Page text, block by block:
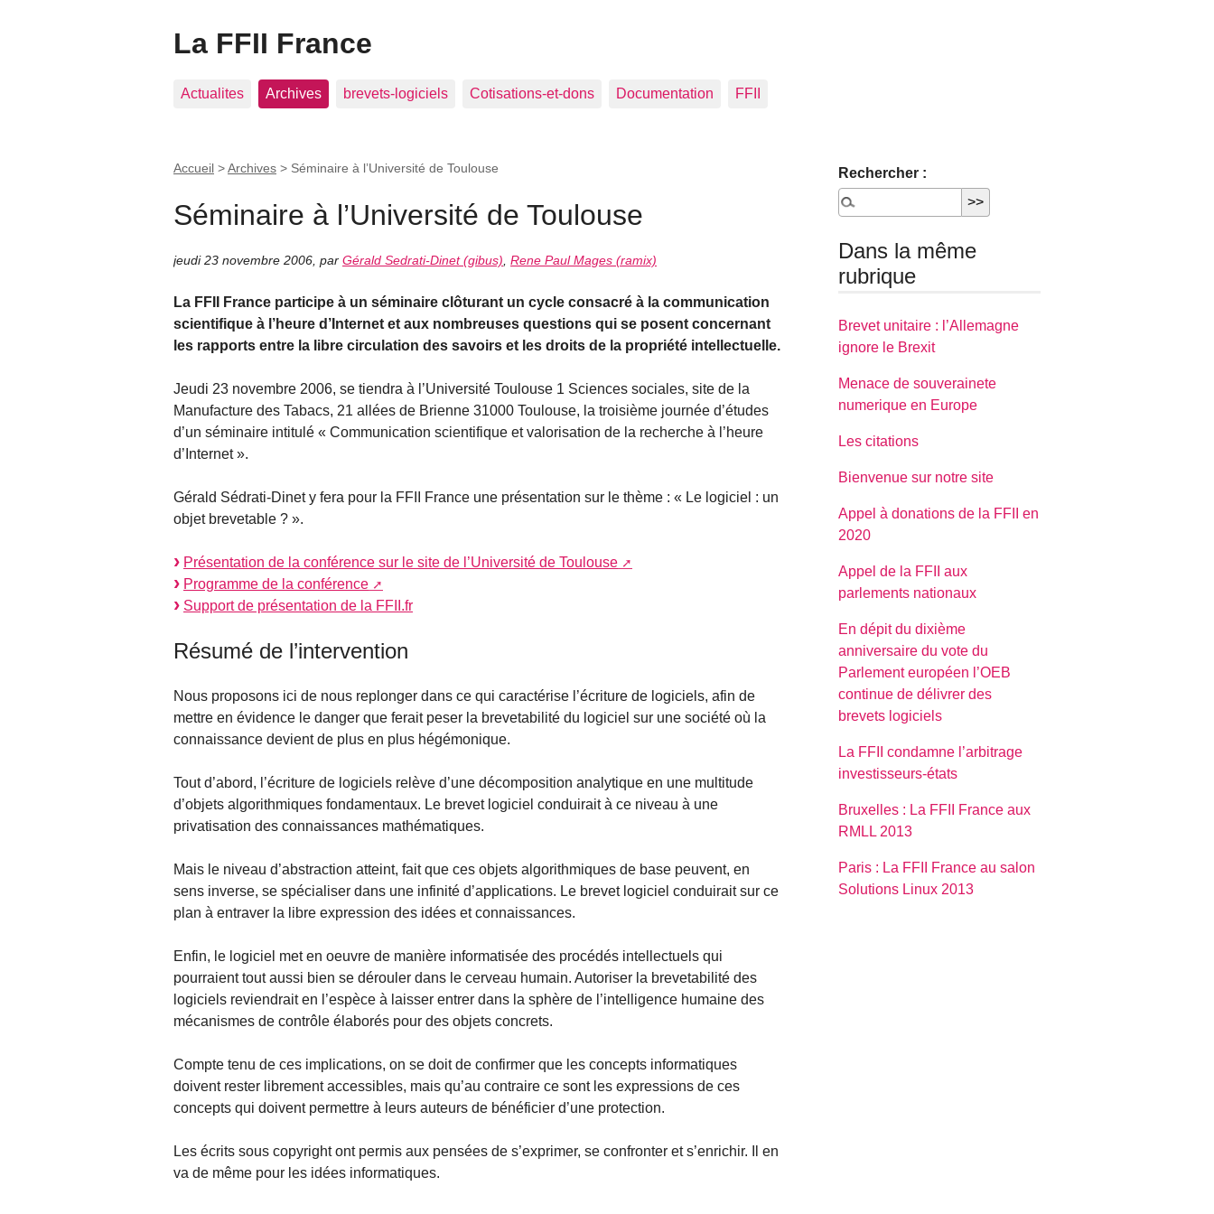
La FFII France
Actualites Archives brevets-logiciels Cotisations-et-dons Documentation FFII
Accueil >Archives > Séminaire à l’Université de Toulouse
Séminaire à l’Université de Toulouse
jeudi 23 novembre 2006 par Gérald Sedrati-Dinet (gibus) Rene Paul Mages (ramix)
La FFII France participe à un séminaire clôturant un cycle consacré à la communication
scientifique à l’heure d’Internet et aux nombreuses questions qui se posent concernant
les rapports entre la libre circulation des savoirs et les droits de la propriété intellectuelle.
Jeudi 23 novembre 2006, se tiendra à l’Université Toulouse 1 Sciences sociales, site de la
Manufacture des Tabacs, 21 allées de Brienne 31000 Toulouse, la troisième journée d’études
d’un séminaire intitulé « Communication scientifique et valorisation de la recherche à l’heure
d’Internet ».
Gérald Sédrati-Dinet y fera pour la FFII France une présentation sur le thème : « Le logiciel : un
objet brevetable ? ».
Présentation de la conférence sur le site de l’Université de Toulouse
Programme de la conférence
Support de présentation de la FFII.fr
Résumé de l’intervention
Nous proposons ici de nous replonger dans ce qui caractérise l’écriture de logiciels, afin de
mettre en évidence le danger que ferait peser la brevetabilité du logiciel sur une société où la
connaissance devient de plus en plus hégémonique.
Tout d’abord, l’écriture de logiciels relève d’une décomposition analytique en une multitude
d’objets algorithmiques fondamentaux. Le brevet logiciel conduirait à ce niveau à une
privatisation des connaissances mathématiques.
Mais le niveau d’abstraction atteint, fait que ces objets algorithmiques de base peuvent, en
sens inverse, se spécialiser dans une infinité d’applications. Le brevet logiciel conduirait sur ce
plan à entraver la libre expression des idées et connaissances.
Enfin, le logiciel met en oeuvre de manière informatisée des procédés intellectuels qui
pourraient tout aussi bien se dérouler dans le cerveau humain. Autoriser la brevetabilité des
logiciels reviendrait en l’espèce à laisser entrer dans la sphère de l’intelligence humaine des
mécanismes de contrôle élaborés pour des objets concrets.
Compte tenu de ces implications, on se doit de confirmer que les concepts informatiques
doivent rester librement accessibles, mais qu’au contraire ce sont les expressions de ces
concepts qui doivent permettre à leurs auteurs de bénéficier d’une protection.
Les écrits sous copyright ont permis aux pensées de s’exprimer, se confronter et s’enrichir. Il en
va de même pour les idées informatiques.
Rechercher :
Dans la même
rubrique
Brevet unitaire : l’Allemagne
ignore le Brexit
Menace de souverainete
numerique en Europe
Les citations
Bienvenue sur notre site
Appel à donations de la FFII en
2020
Appel de la FFII aux
parlements nationaux
En dépit du dixième
anniversaire du vote du
Parlement européen l’OEB
continue de délivrer des
brevets logiciels
La FFII condamne l’arbitrage
investisseurs-états
Bruxelles : La FFII France aux
RMLL 2013
Paris : La FFII France au salon
Solutions Linux 2013